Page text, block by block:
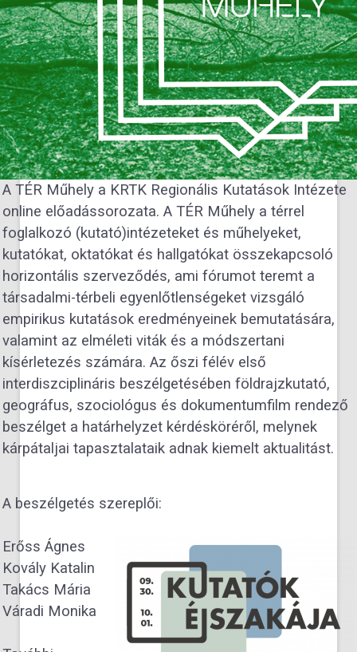
A TÉR Műhely a KRTK Regionális Kutatások Intézete
online előadássorozata. A TÉR Műhely a térrel
foglalkozó (kutató)intézeteket és műhelyeket,
kutatókat, oktatókat és hallgatókat összekapcsoló
horizontális szerveződés, ami fórumot teremt a
társadalmi-térbeli egyenlőtlenségeket vizsgáló
empirikus kutatások eredményeinek bemutatására,
valamint az elméleti viták és a módszertani
kísérletezés számára. Az őszi félév első
interdiszciplináris beszélgetésében földrajzkutató,
geográfus, szociológus és dokumentumfilm rendező
beszélget a határhelyzet kérdésköréről, melynek
kárpátaljai tapasztalataik adnak kiemelt aktualitást.
A beszélgetés szereplői:
Erőss Ágnes
Kovály Katalin
Takács Mária
Váradi Monika